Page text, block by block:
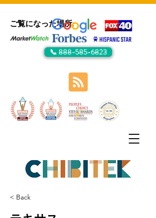
ご覧になった場所:
📞 888-585-6823
< Back